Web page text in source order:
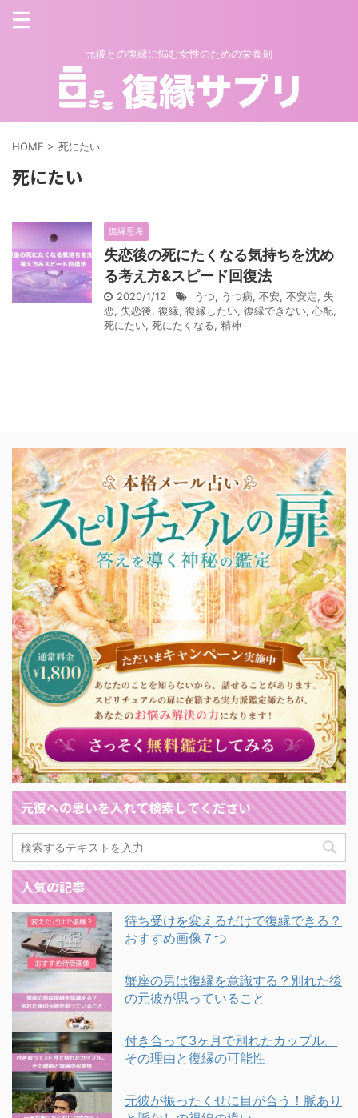
元彼との復縁に悩む女性のための栄養剤
HOME > 死にたい
死にたい
復縁思考
失恋後の死にたくなる気持ちを沈め
る考え方&スピード回復法
2020/1/12 うつ, うつ病, 不安, 不安定, 失
恋, 失恋後, 復縁, 復縁したい, 復縁できない, 心配,
死にたい, 死にたくなる, 精神
元彼への思いを入れて検索してください
人気の記事
待ち受けを変えるだけで復縁できる？
おすすめ画像７つ
蟹座の男は復縁を意識する？別れた後
の元彼が思っていること
付き合って3ヶ月で別れたカップル。
その理由と復縁の可能性
元彼が振ったくせに目が合う！脈あり